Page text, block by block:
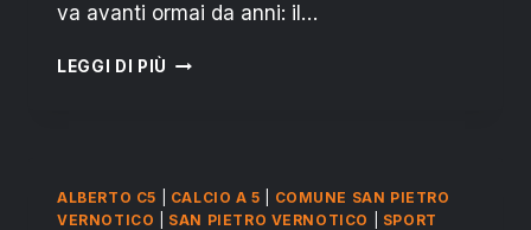
va avanti ormai da anni: il…
LEGGI DI PIÙ SAN
PALASPORT,
ALBERTO C5 CALCIO A 5
COMUNE SAN PIETRO
VERNOTICO
SAN PIETRO VERNOTICO SPORT